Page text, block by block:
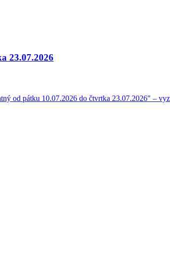
23.07.2026
od pátku 10.07.2026 do čtvrtka 23.07.2026" –